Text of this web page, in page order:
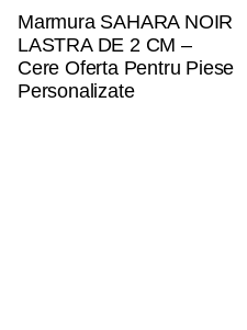
Marmura SAHARA NOIR
LASTRA DE 2 CM –
Cere Oferta Pentru Piese
Personalizate